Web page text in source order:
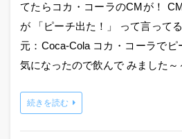
てたらコカ・コーラのCMが！
が 「ピーチ出た！」 って言って
元：Coca-Cola コカ・コーラでピ
気になったので飲んで みました～
続きを読む